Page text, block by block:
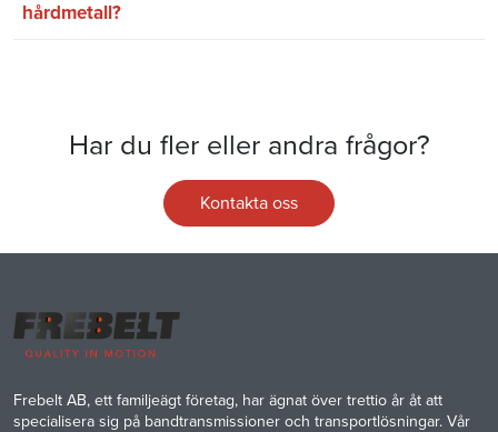
hårdmetall?
Har du fler eller andra frågor?
Kontakta oss
Frebelt AB, ett familjeägt företag, har ägnat över trettio år åt att
specialisera sig på bandtransmissioner och transportlösningar. Vår